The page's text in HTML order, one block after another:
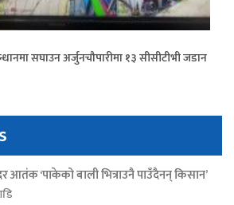
सघाउन अर्जुनचौपारीमा १३ सीसीटीभी जडान
आतंक ‘पाकेको बाली भित्राउनै पाउँदैनन् किसान’